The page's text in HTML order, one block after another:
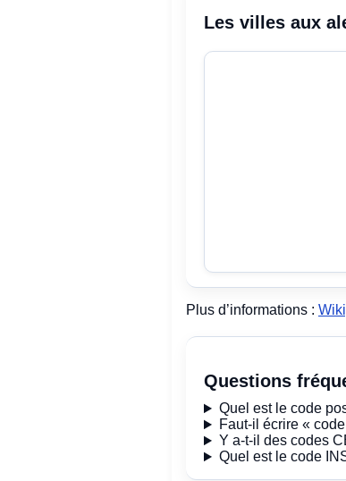
Les villes aux
Plus d’informations :
Questions
Quel est le code
Faut-il écrire «
Y a-t-il des codes
Quel est le code